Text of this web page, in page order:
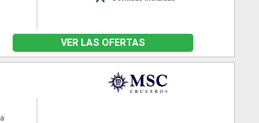
VER LAS OFERTAS